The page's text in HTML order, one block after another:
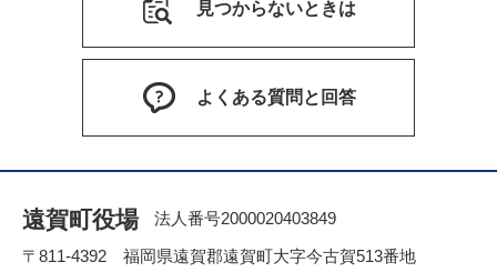
見つからないときは
よくある質問と回答
遠賀町役場
法人番号2000020403849
〒811-4392 福岡県遠賀郡遠賀町大字今古賀513番地